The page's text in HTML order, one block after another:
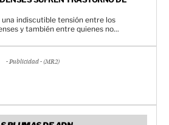
indiscutible tensión entre los
y también entre quienes no...
- Publicidad - (MR2)